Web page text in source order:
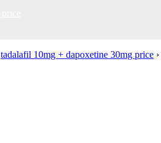
tadalafil 10mg + dapoxetine 30mg price ›